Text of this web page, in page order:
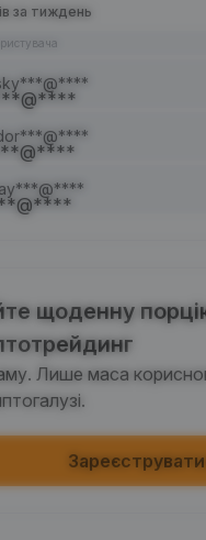
прочитано: 0/5
виконання+1
коментар (0/5)
виконання
виконання+2
торгівля з ботами
перевірку особи
за тиждень
щоденну
Лише маса